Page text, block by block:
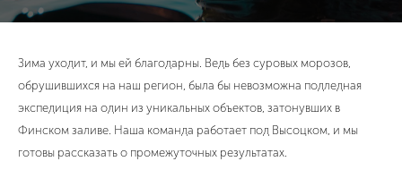
Зима уходит, и мы ей благодарны. Ведь без суровых морозов,
обрушившихся на наш регион, была бы невозможна подледная
экспедиция на один из уникальных объектов, затонувших в
Финском заливе. Наша команда работает под Высоцком, и мы
готовы рассказать о промежуточных результатах.